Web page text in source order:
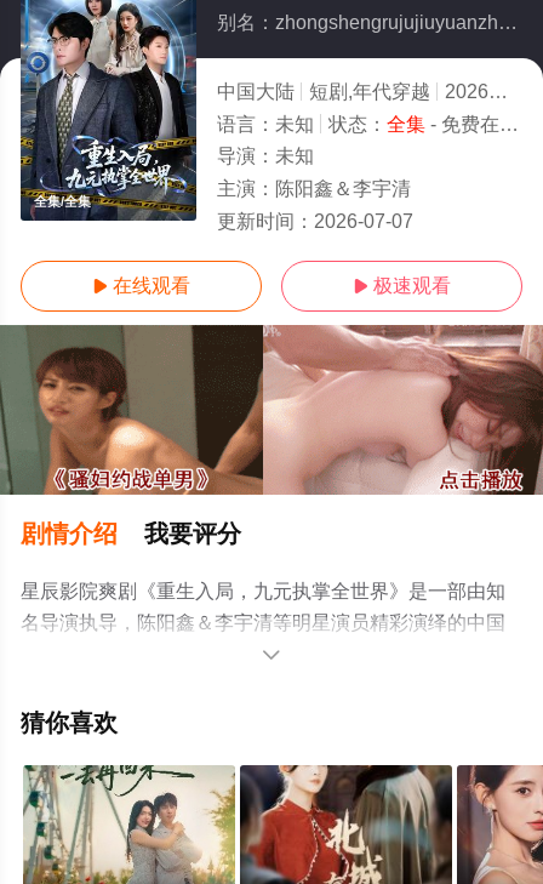
全集/全集
别名：zhongshengrujujiuyuanzhizhangquanshijie
中国大陆 短剧,年代穿越 2026
9.0
语言： 未知 状态： 全集- 免费在线观看
导演： 未知
主演： 陈阳鑫＆李宇清
更新时间： 2026-07-07
 在线观看  极速观看
剧情介绍 我要评分
星辰影院爽剧《重生入局，九元执掌全世界》是一部由知
名导演执导，陈阳鑫＆李宇清等明星演员精彩演绎的中国
大陆电视剧，大结局剧情已揭晓（全集），手机免费观看
信息可移步至豆瓣电视剧、电视猫或剧情网等平台了解。

猜你喜欢